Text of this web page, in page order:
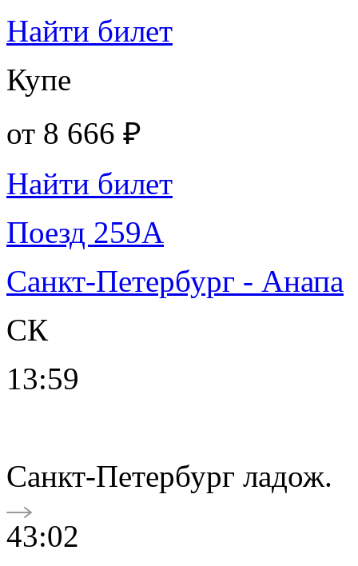
Найти билет
Купе
от 8 666 ₽
Найти билет
Поезд 259А
Санкт-Петербург - Анапа
СК
13:59
Санкт-Петербург ладож.
43:02